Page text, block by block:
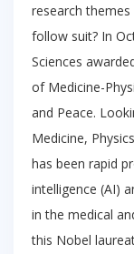
research
follow suit? In
Sciences
of Medicine-
and Peace.
Medicine,
has been rapid
intelligence (AI)
in the medical
this Nobel